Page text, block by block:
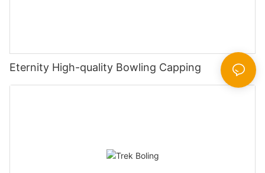
Eternity High-quality Bowling Capping